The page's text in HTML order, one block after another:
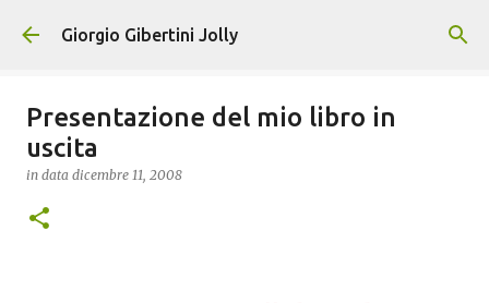
Passa ai contenuti principali
Giorgio Gibertini Jolly
Presentazione del mio libro in
uscita
in data dicembre 11, 2008